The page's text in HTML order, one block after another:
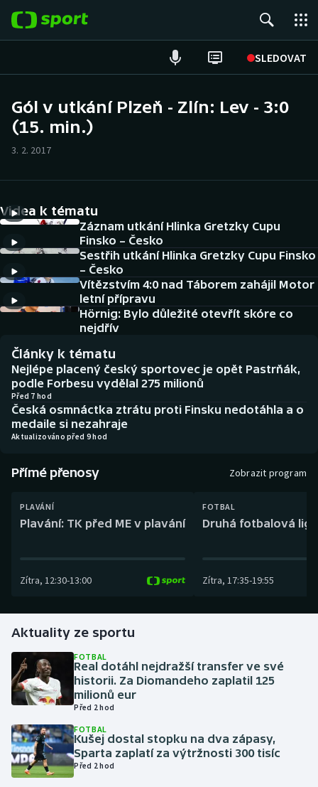
SLEDOVAT
Hokej
Cyklistika
DALŠÍ SPORTY
Americký fotbal
Baseball a softbal
Basketbal
Biatlon
Boby a skeleton
Box
Curling
Golf
Gymnastika
Házená
Jezdectví
Judo
NEPŘEHLÉDNĚTE
Historické návraty
Aplikace ČT sport
AZ kvíz
Gól v utkání Plzeň - Zlín: Lev - 3:0
(15. min.)
3. 2. 2017
Videa k tématu
Záznam utkání Hlinka Gretzky Cupu
Finsko – Česko
Sestřih utkání Hlinka Gretzky Cupu Finsko
– Česko
Vítězstvím 4:0 nad Táborem zahájil Motor
letní přípravu
Hörnig: Bylo důležité otevřít skóre co
nejdřív
Články k tématu
Nejlépe placený český sportovec je opět Pastrňák,
podle Forbesu vydělal 275 milionů
Před 7 hod
Česká osmnáctka ztrátu proti Finsku nedotáhla a o
medaile si nezahraje
Aktualizováno před 9 hod
Přímé přenosy Zobrazit program
PLAVÁNÍ
Plavání: TK před ME v plavání
Zítra, 12:30-13:00
FOTBAL
Druhá fotbalová
Zítra, 17:35-19:55
Aktuality ze sportu
FOTBAL
Real dotáhl nejdražší transfer ve své
historii. Za Diomandeho zaplatil 125
milionů eur
Před 2 hod
FOTBAL
Kušej dostal stopku na dva zápasy,
Sparta zaplatí za výtržnosti 300 tisíc
Před 2 hod